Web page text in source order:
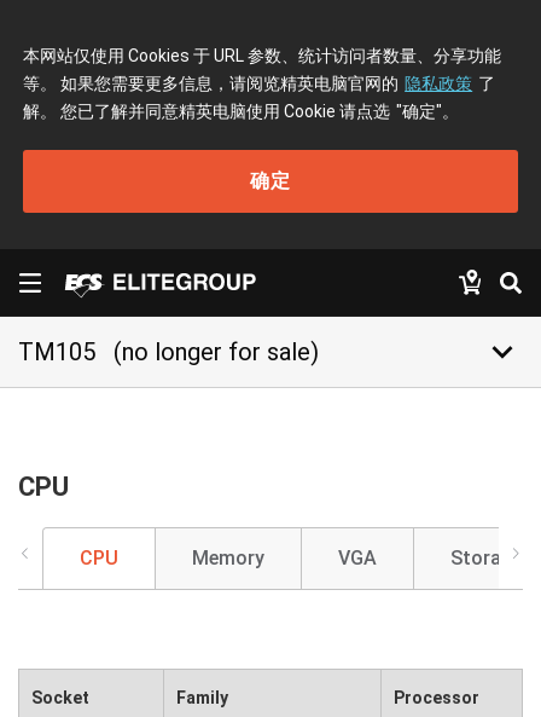
本网站仅使用 Cookies 于 URL 参数、统计访问者数量、分享功能
等。 如果您需要更多信息，请阅览精英电脑官网的 隐私政策 了
解。 您已了解并同意精英电脑使用 Cookie 请点选 "确定"。
确定
TM105 (no longer for sale) keyboard_arrow_down
CPU
CPU Memory VGA Storage
Socket Family Processor